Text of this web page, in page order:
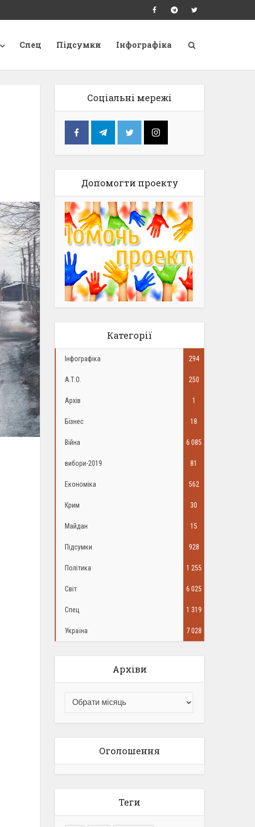
Спец Підсумки Інфографіка
Соціальні мережі
Допомогти проекту
Категорії
Інфографіка 294
А.Т.О. 250
Архів 1
Бізнес 18
Війна 6 085
вибори-2019 81
Економіка 562
Крим 30
Майдан 15
Підсумки 928
Політика 1 255
Світ 6 025
Спец 1 319
Україна 7 028
Архіви
Оголошення
Теги